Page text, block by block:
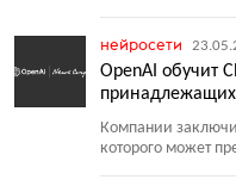
нейросети
OpenAI обучит
принадлежащих
Компании
которого может